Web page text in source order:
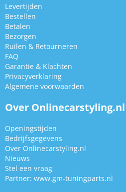
Levertijden
Bestellen
Betalen
Bezorgen
Ruilen & Retourneren
FAQ
Garantie & Klachten
Privacyverklaring
Algemene voorwaarden
Over Onlinecarstyling.nl
Openingstijden
Bedrijfsgegevens
Over Onlinecarstyling.nl
Nieuws
Stel een vraag
Partner: www.gm-tuningparts.nl